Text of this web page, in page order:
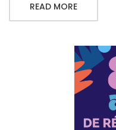
READ MORE